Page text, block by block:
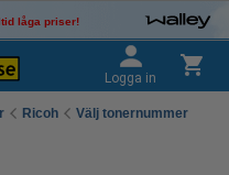
låga priser!
Logga in
Ricoh
Välj tonernummer